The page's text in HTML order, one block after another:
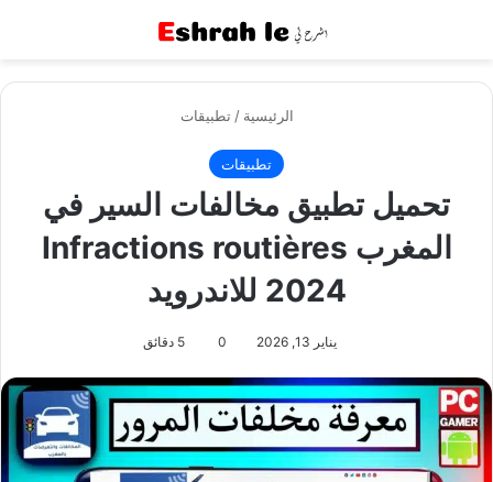
الرئيسية / تطبيقات
تطبيقات
تحميل تطبيق مخالفات السير في
المغرب Infractions routières
2024 للاندرويد
يناير 13, 2026 0 5 دقائق